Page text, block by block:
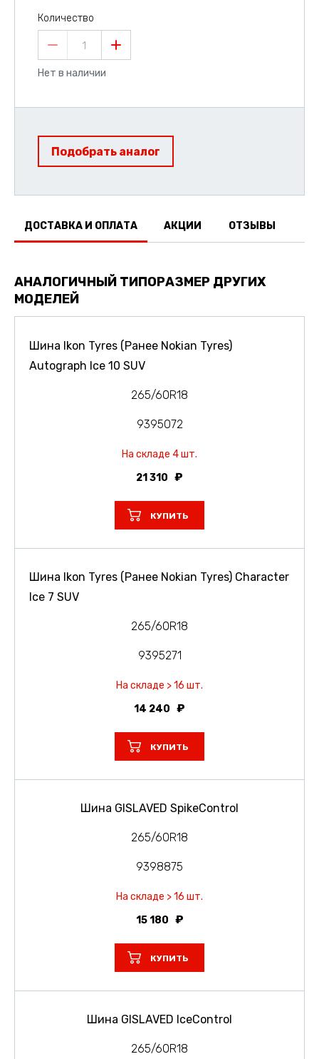
Количество
1
Нет в наличии
Подобрать аналог
ДОСТАВКА И ОПЛАТА АКЦИИ ОТЗЫВЫ
АНАЛОГИЧНЫЙ ТИПОРАЗМЕР ДРУГИХ
МОДЕЛЕЙ
Шина Ikon Tyres (Ранее Nokian Tyres)
Autograph Ice 10 SUV
265/60R18
9395072
На складе 4 шт.
21 310
КУПИТЬ
Шина Ikon Tyres (Ранее Nokian Tyres) Character
Ice 7 SUV
265/60R18
9395271
На складе > 16 шт.
14 240
КУПИТЬ
Шина GISLAVED SpikeControl
265/60R18
9398875
На складе > 16 шт.
15 180
КУПИТЬ
Шина GISLAVED IceControl
265/60R18